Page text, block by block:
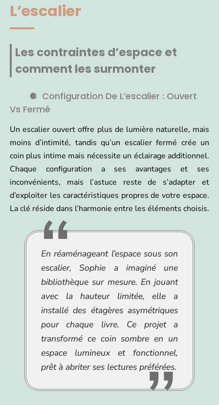
L’escalier
Les contraintes d’espace et
comment les surmonter
Configuration De L’escalier : Ouvert
Vs Fermé
Un escalier ouvert offre plus de lumière naturelle, mais
moins d’intimité, tandis qu’un escalier fermé crée un
coin plus intime mais nécessite un éclairage additionnel.
Chaque configuration a ses avantages et ses
inconvénients, mais l’astuce reste de s’adapter et
d’exploiter les caractéristiques propres de votre espace.
La clé réside dans l’harmonie entre les éléments choisis.
En réaménageant l’espace sous son
escalier, Sophie a imaginé une
bibliothèque sur mesure. En jouant
avec la hauteur limitée, elle a
installé des étagères asymétriques
pour chaque livre. Ce projet a
transformé ce coin sombre en un
espace lumineux et fonctionnel,
prêt à abriter ses lectures préférées.